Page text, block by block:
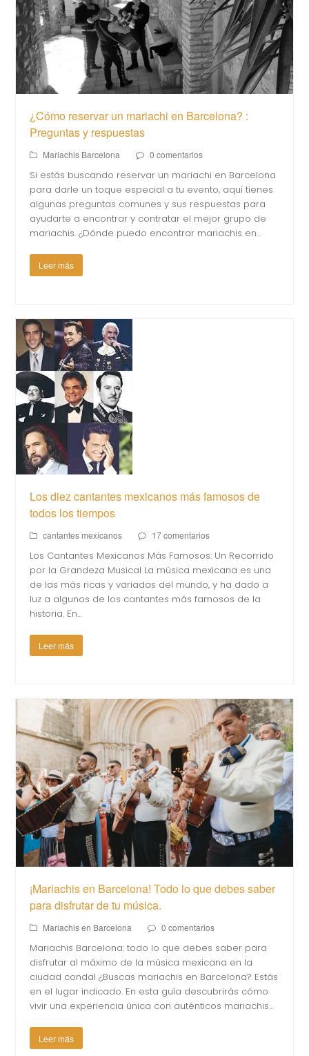
¿Cómo reservar un mariachi en Barcelona? :
Preguntas y respuestas
Mariachis Barcelona 0 comentarios
Si estás buscando reservar un mariachi en Barcelona
para darle un toque especial a tu evento, aquí tienes
algunas preguntas comunes y sus respuestas para
ayudarte a encontrar y contratar el mejor grupo de
mariachis. ¿Dónde puedo encontrar mariachis en…
Leer más
Los diez cantantes mexicanos más famosos de
todos los tiempos
cantantes mexicanos 17 comentarios
Los Cantantes Mexicanos Más Famosos: Un Recorrido
por la Grandeza Musical La música mexicana es una
de las más ricas y variadas del mundo, y ha dado a
luz a algunos de los cantantes más famosos de la
historia. En…
Leer más
¡Mariachis en Barcelona! Todo lo que debes saber
para disfrutar de tu música.
Mariachis en Barcelona 0 comentarios
Mariachis Barcelona: todo lo que debes saber para
disfrutar al máximo de la música mexicana en la
ciudad condal ¿Buscas mariachis en Barcelona? Estás
en el lugar indicado. En esta guía descubrirás cómo
vivir una experiencia única con auténticos mariachis…
Leer más